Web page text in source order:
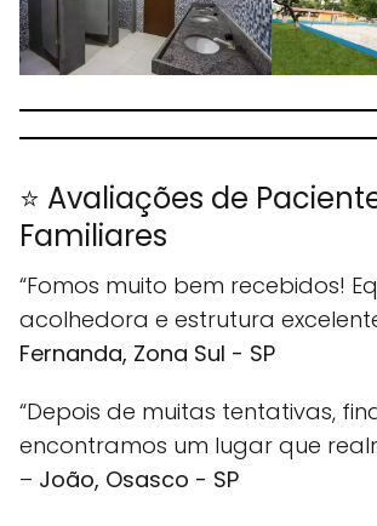
⭐ Avaliações de
Familiares
“Fomos muito bem recebidos!
acolhedora e estrutura
Fernanda, Zona Sul - SP
“Depois de muitas tentativas,
encontramos um lugar que
– João, Osasco - SP